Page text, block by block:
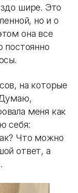
шире. Это
но и о
она все
постоянно
на которые
Думаю,
меня как
себя:
Что можно
ответ, а